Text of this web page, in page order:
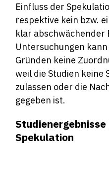
Einfluss der
respektive kein bzw.
klar abschwächender
Untersuchungen
Gründen keine
weil die Studien keine
zulassen oder die
gegeben ist.
Spekulation